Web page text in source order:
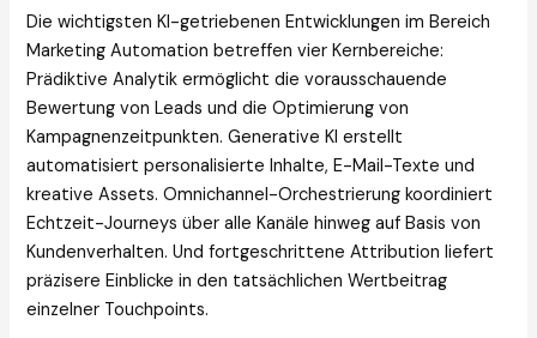
Die wichtigsten KI-getriebenen Entwicklungen im Bereich
Marketing Automation betreffen vier Kernbereiche:
Prädiktive Analytik ermöglicht die vorausschauende
Bewertung von Leads und die Optimierung von
Kampagnenzeitpunkten. Generative KI erstellt
automatisiert personalisierte Inhalte, E-Mail-Texte und
kreative Assets. Omnichannel-Orchestrierung koordiniert
Echtzeit-Journeys über alle Kanäle hinweg auf Basis von
Kundenverhalten. Und fortgeschrittene Attribution liefert
präzisere Einblicke in den tatsächlichen Wertbeitrag
einzelner Touchpoints.